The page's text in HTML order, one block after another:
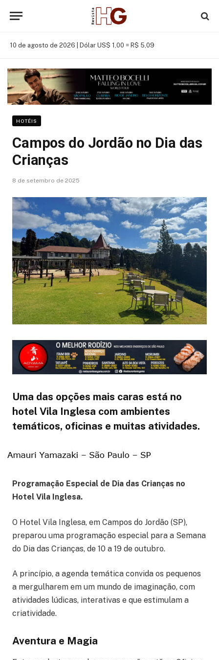
10 de agosto de 2026 | Dólar US$ 1,00 = R$ 5,09
HOTÉIS
Campos do Jordão no Dia das
Crianças
8 de setembro de 2025
Uma das opções mais caras está no
hotel Vila Inglesa com ambientes
temáticos, oficinas e muitas atividades.
Programação Especial de Dia das Crianças no
Hotel Vila Inglesa.
O Hotel Vila Inglesa, em Campos do Jordão (SP),
preparou uma programação especial para a Semana
do Dia das Crianças, de 10 a 19 de outubro.
A princípio, a agenda temática convida os pequenos
a mergulharem em um mundo de imaginação, com
atividades lúdicas, interativas e que estimulam a
criatividade.
Aventura e Magia